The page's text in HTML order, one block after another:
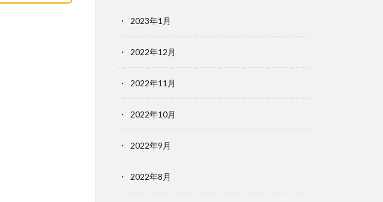
2023年1月
2022年12月
2022年11月
2022年10月
2022年9月
2022年8月